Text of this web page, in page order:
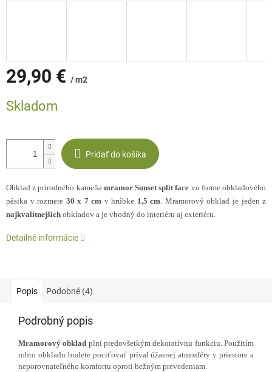
29,90 € / m2
cena:
Skladom
Pridať do košíka
Obklad z prírodného kameňa mramor Sunset split face vo forme obkladového
pásika v rozmere 30 x 7 cm v hrúbke 1,5 cm. Mramorový obklad je jeden z
najkvalitnejších obkladov a je vhodný do interiéru aj exteriéru.
Detailné informácie
Popis Podobné (4)
Podrobný popis
Mramorový obklad plní predovšetkým dekoratívnu funkciu. Použitím
tohto obkladu budete pociťovať príval úžasnej atmosféry v priestore a
neporovnateľného komfortu oproti bežným prevedeniam.